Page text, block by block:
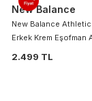
New Balance
New Balance
Erkek Krem Eşofman
2.499 TL